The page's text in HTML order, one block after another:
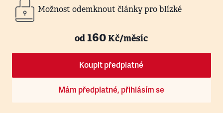
Možnost odemknout články pro blízké
od160Kč/měsíc
Koupit předplatné
Mám předplatné, přihlásím se